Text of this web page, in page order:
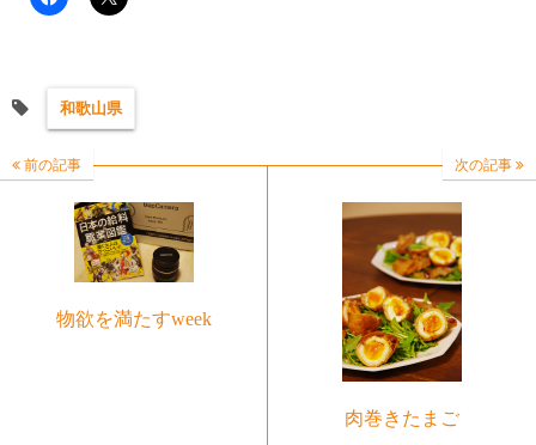
和歌山県
前の記事
物欲を満たすweek
次の記事
肉巻きたまご